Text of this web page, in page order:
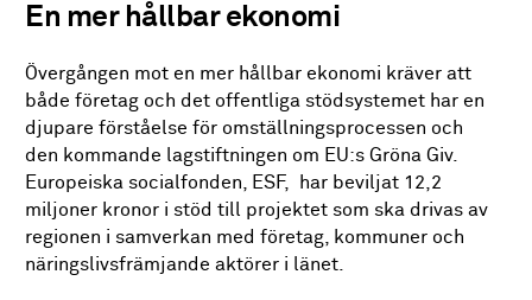
En mer hållbar ekonomi
Övergången mot en mer hållbar ekonomi kräver att
både företag och det offentliga stödsystemet har en
djupare förståelse för omställningsprocessen och
den kommande lagstiftningen om EU:s Gröna Giv.
Europeiska socialfonden, ESF, har beviljat 12,2
miljoner kronor i stöd till projektet som ska drivas av
regionen i samverkan med företag, kommuner och
näringslivsfrämjande aktörer i länet.